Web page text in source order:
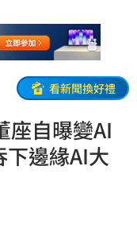
看新聞換好禮
座自曝變AI
邊緣AI大